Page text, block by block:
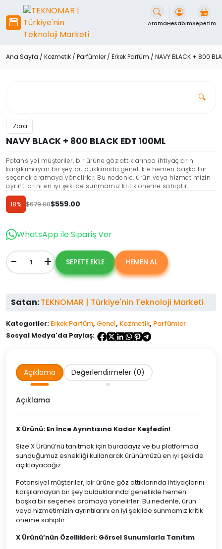
Geç
AramaHesabımSepetim
Ana Sayfa / Kozmetik / Parfümler / Erkek Parfüm / NAVY BLACK + 800
🔍
Zara
NAVY BLACK + 800 BLACK EDT 100ML
Potansiyel müşteriler, bir ürüne göz attıklarında ihtiyaçlarını
karşılamayan bir şey bulduklarında genellikle hemen başka bir
seçenek aramaya yönelirler. Bu nedenle, ürün veya hizmetimizin
ayrıntılarını en iyi şekilde sunmamız kritik öneme sahiptir.
$679.00
Orijinal
$679.00.
$559.00
Şu
fiyat:
18%
WhatsApp ile Sipariş Ver
NAVY
BLACK
BLACK
100ML
adet
+
- SEPETE EKLE HEMEN AL
Satan:TEKNOMAR | Türkiye'nin Teknoloji Marketi
Kategoriler: Erkek Parfüm, Genel, Kozmetik, Parfümler
Sosyal Medya'da Paylaş:
Açıklama Değerlendirmeler (0)
Açıklama
X Ürünü: En İnce Ayrıntısına Kadar Keşfedin!
Size X Ürünü’nü tanıtmak için buradayız ve bu platformda
sunduğumuz esnekliği kullanarak ürünümüzü en iyi şekilde
açıklayacağız.
Potansiyel müşteriler, bir ürüne göz attıklarında ihtiyaçlarını
karşılamayan bir şey bulduklarında genellikle hemen
başka bir seçenek aramaya yönelirler. Bu nedenle, ürün
veya hizmetimizin ayrıntılarını en iyi şekilde sunmamız kritik
öneme sahiptir.
X Ürünü’nün Özellikleri: Görsel Sunumlarla Tanıtım